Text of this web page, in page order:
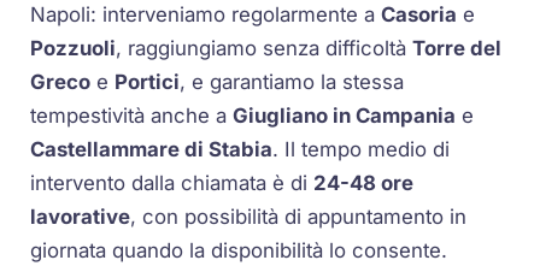
Napoli: interveniamo regolarmente aCasoria e
Pozzuoli, raggiungiamo senza difficoltàTorre del
Greco e Portici, e garantiamo la stessa
tempestività anche aGiugliano in Campania e
Castellammare di Stabia. Il tempo medio di
intervento dalla chiamata è di 24-48 ore
lavorative, con possibilità di appuntamento in
giornata quando la disponibilità lo consente.